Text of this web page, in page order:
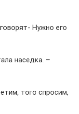
Нужно его
наседка. –
того спросим,